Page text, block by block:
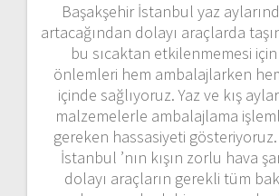
Başakşehir İstanbul yaz
artacağından dolayı araçlarda
bu sıcaktan etkilenmemesi
önlemleri hem ambalajlarken
içinde sağlıyoruz. Yaz ve kış
malzemelerle ambalajlama
gereken hassasiyeti
İstanbul ’nın kışın zorlu hava
dolayı araçların gerekli tüm